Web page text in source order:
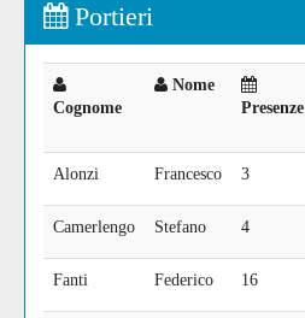
Portieri
Cognome
Nome
Presenze
Alonzi Francesco 3
Camerlengo Stefano 4
Fanti Federico 16